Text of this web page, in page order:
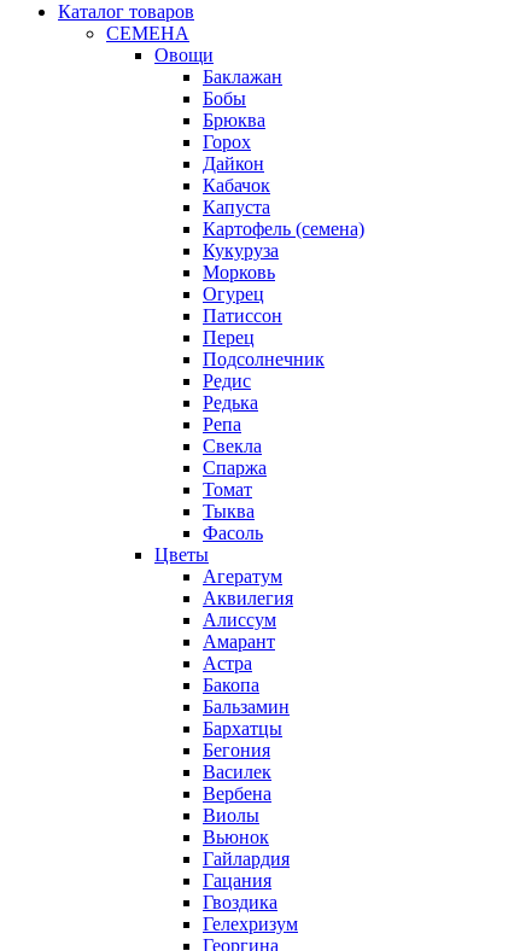
Каталог товаров
СЕМЕНА
Овощи
Баклажан
Бобы
Брюква
Горох
Дайкон
Кабачок
Капуста
Картофель (семена)
Кукуруза
Морковь
Огурец
Патиссон
Перец
Подсолнечник
Редис
Редька
Репа
Свекла
Спаржа
Томат
Тыква
Фасоль
Цветы
Агератум
Аквилегия
Алиссум
Амарант
Астра
Бакопа
Бальзамин
Бархатцы
Бегония
Василек
Вербена
Виолы
Вьюнок
Гайлардия
Гацания
Гвоздика
Гелехризум
Георгина